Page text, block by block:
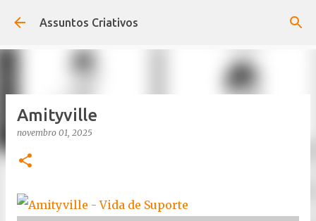
Pular para o conteúdo principal
Assuntos Criativos
Amityville
novembro 01, 2025